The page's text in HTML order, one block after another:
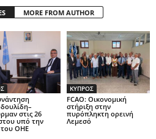
MORE FROM AUTHOR
στις 26
υπό την
του ΟΗΕ
ΚΥΠΡΟΣ
FCAO: Οικονομική
στήριξη στην
πυρόπληκτη ορεινή
Λεμεσό